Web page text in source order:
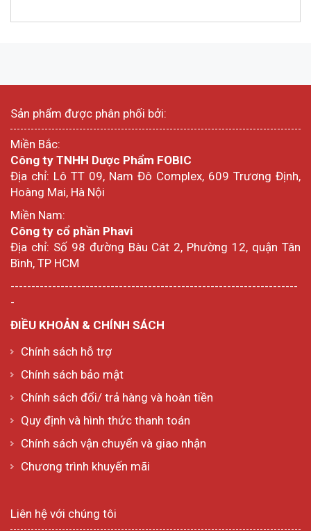
Sản phẩm được phân phối bởi:
Miền Bắc:
Công ty TNHH Dược Phẩm FOBIC
Địa chỉ: Lô TT 09, Nam Đô Complex, 609 Trương Định,
Hoàng Mai, Hà Nội
Miền Nam:
Công ty cổ phần Phavi
Địa chỉ: Số 98 đường Bàu Cát 2, Phường 12, quận Tân
Bình, TP HCM
---------------------------------------------------------------------
-
ĐIỀU KHOẢN & CHÍNH SÁCH
Chính sách hỗ trợ
Chính sách bảo mật
Chính sách đổi/ trả hàng và hoàn tiền
Quy định và hình thức thanh toán
Chính sách vận chuyển và giao nhận
Chương trình khuyến mãi
Liên hệ với chúng tôi